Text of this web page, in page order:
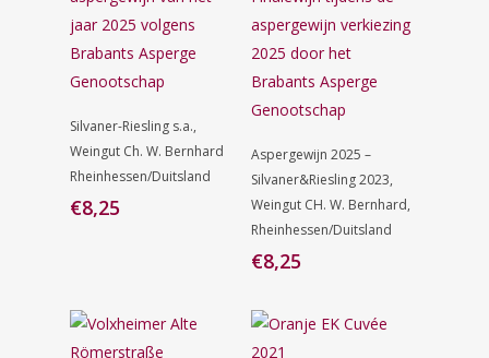
Toevoegen
Aan
Winkelwagen
Silvaner-Riesling s.a.,
Weingut Ch. W. Bernhard
Rheinhessen/Duitsland
€8,25
Toevoegen
Aan
Winkelwagen
Aspergewijn 2025 –
Silvaner&Riesling 2023,
Weingut CH. W. Bernhard,
Rheinhessen/Duitsland
€8,25